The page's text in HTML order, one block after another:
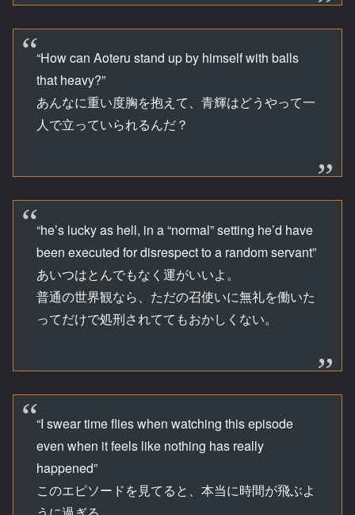
“How can Aoteru stand up by himself with balls
that heavy?”
あんなに重い度胸を抱えて、青輝はどうやって一
人で立っていられるんだ？
“he’s lucky as hell, in a “normal” setting he’d have
been executed for disrespect to a random servant”
あいつはとんでもなく運がいいよ。
普通の世界観なら、ただの召使いに無礼を働いた
ってだけで処刑されててもおかしくない。
“I swear time flies when watching this episode
even when it feels like nothing has really
happened”
このエピソードを見てると、本当に時間が飛ぶよ